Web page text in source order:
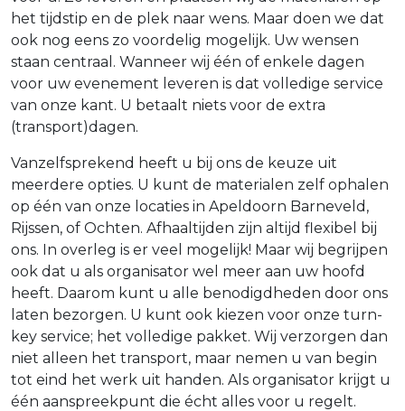
het tijdstip en de plek naar wens. Maar doen we dat
ook nog eens zo voordelig mogelijk. Uw wensen
staan centraal. Wanneer wij één of enkele dagen
voor uw evenement leveren is dat volledige service
van onze kant. U betaalt niets voor de extra
(transport)dagen.
Vanzelfsprekend heeft u bij ons de keuze uit
meerdere opties. U kunt de materialen zelf ophalen
op één van onze locaties in Apeldoorn Barneveld,
Rijssen, of Ochten. Afhaaltijden zijn altijd flexibel bij
ons. In overleg is er veel mogelijk! Maar wij begrijpen
ook dat u als organisator wel meer aan uw hoofd
heeft. Daarom kunt u alle benodigdheden door ons
laten bezorgen. U kunt ook kiezen voor onze turn-
key service; het volledige pakket. Wij verzorgen dan
niet alleen het transport, maar nemen u van begin
tot eind het werk uit handen. Als organisator krijgt u
één aanspreekpunt die écht alles voor u regelt.